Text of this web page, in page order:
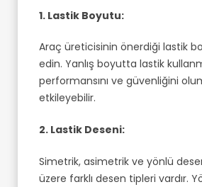
1. Lastik Boyutu:
Araç üreticisinin önerdiği lastik
edin. Yanlış boyutta lastik
performansını ve güvenliğini
etkileyebilir.
2. Lastik Deseni:
Simetrik, asimetrik ve yönlü
üzere farklı desen tipleri vardır.